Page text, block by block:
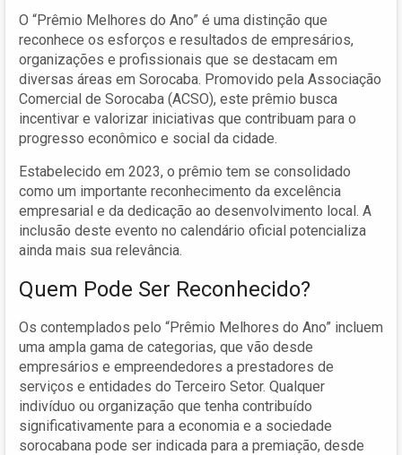
O “Prêmio Melhores do Ano” é uma distinção que
reconhece os esforços e resultados de empresários,
organizações e profissionais que se destacam em
diversas áreas em Sorocaba. Promovido pela Associação
Comercial de Sorocaba (ACSO), este prêmio busca
incentivar e valorizar iniciativas que contribuam para o
progresso econômico e social da cidade.
Estabelecido em 2023, o prêmio tem se consolidado
como um importante reconhecimento da excelência
empresarial e da dedicação ao desenvolvimento local. A
inclusão deste evento no calendário oficial potencializa
ainda mais sua relevância.
Quem Pode Ser Reconhecido?
Os contemplados pelo “Prêmio Melhores do Ano” incluem
uma ampla gama de categorias, que vão desde
empresários e empreendedores a prestadores de
serviços e entidades do Terceiro Setor. Qualquer
indivíduo ou organização que tenha contribuído
significativamente para a economia e a sociedade
sorocabana pode ser indicada para a premiação, desde